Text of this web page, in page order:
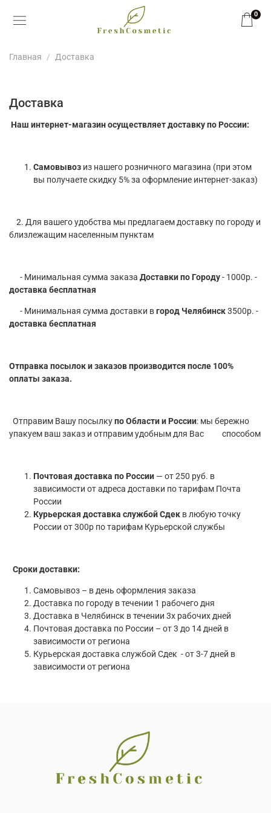
0
Главная Доставка
Доставка
Наш интернет-магазин осуществляет доставку по России:
Самовывоз из нашего розничного магазина (при этом
вы получаете скидку 5% за оформление интернет-заказ)
2. Для вашего удобства мы предлагаем доставку по городу и
близлежащим населенным пунктам
- Минимальная сумма заказа Доставки по Городу- 1000р. -
доставка бесплатная
- Минимальная сумма доставки вгород Челябинск3500р. -
доставка бесплатная
Отправка посылок и заказов производится после 100%
оплаты заказа.
Отправим Вашу посылкупо Области и России: мы бережно
упакуем ваш заказ и отправим удобным для Вас способом
Почтовая доставка по России — от 250 руб. в
зависимости от адреса доставки по тарифам Почта
России
Курьерская доставка службой Сдек в любую точку
России от 300р по тарифам Курьерской службы
Сроки доставки:
Самовывоз – в день оформления заказа
Доставка по городу в течении 1 рабочего дня
Доставка в Челябинск в течении 3х рабочих дней
Почтовая доставка по России – от 3 до 14 дней в
зависимости от региона
Курьерская доставка службой Сдек - от 3-7 дней в
зависимости от региона